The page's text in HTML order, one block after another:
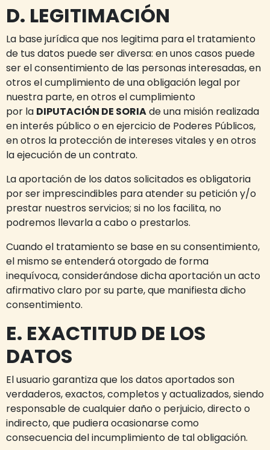
D. LEGITIMACIÓN
La base jurídica que nos legitima para el tratamiento
de tus datos puede ser diversa: en unos casos puede
ser el consentimiento de las personas interesadas, en
otros el cumplimiento de una obligación legal por
nuestra parte, en otros el cumplimiento
por la DIPUTACIÓN DE SORIAde una misión realizada
en interés público o en ejercicio de Poderes Públicos,
en otros la protección de intereses vitales y en otros
la ejecución de un contrato.
La aportación de los datos solicitados es obligatoria
por ser imprescindibles para atender su petición y/o
prestar nuestros servicios; si no los facilita, no
podremos llevarla a cabo o prestarlos.
Cuando el tratamiento se base en su consentimiento,
el mismo se entenderá otorgado de forma
inequívoca, considerándose dicha aportación un acto
afirmativo claro por su parte, que manifiesta dicho
consentimiento.
E. EXACTITUD DE LOS
DATOS
El usuario garantiza que los datos aportados son
verdaderos, exactos, completos y actualizados, siendo
responsable de cualquier daño o perjuicio, directo o
indirecto, que pudiera ocasionarse como
consecuencia del incumplimiento de tal obligación.